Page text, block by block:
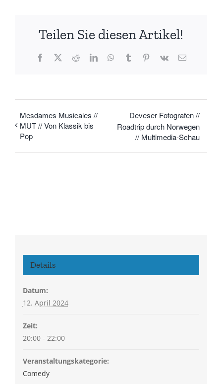
Teilen Sie diesen Artikel!
Facebook
X RedditLinkedInWhatsApp
TumblrPinterest
Vk
E-
Mesdames Musicales //
MUT // Von Klassik bis
Pop
Deveser Fotografen //
Roadtrip durch Norwegen
// Multimedia-Schau
Details
Datum:
12. April 2024
Zeit:
20:00 - 22:00
Veranstaltungskategorie:
Comedy